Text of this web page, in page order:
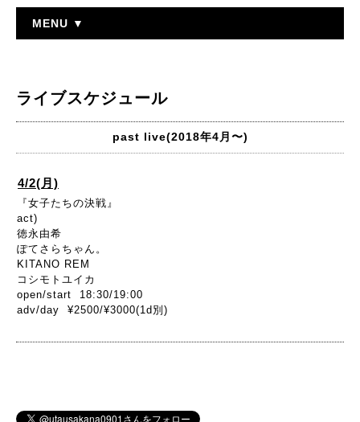
MENU ▼
ライブスケジュール
past live(2018年4月〜)
4/2(月)
『女子たちの決戦』
act)
徳永由希
ぽてさらちゃん。
KITANO REM
コシモトユイカ
open/start 18:30/19:00
adv/day ¥2500/¥3000(1d別)